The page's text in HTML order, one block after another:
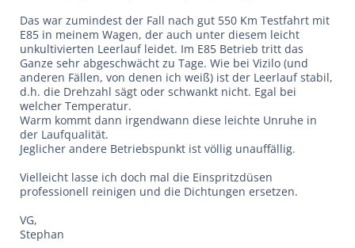
Das war zumindest der Fall nach gut 550 Km Testfahrt mit
E85 in meinem Wagen, der auch unter diesem leicht
unkultivierten Leerlauf leidet. Im E85 Betrieb tritt das
Ganze sehr abgeschwächt zu Tage. Wie bei Vizilo (und
anderen Fällen, von denen ich weiß) ist der Leerlauf stabil,
d.h. die Drehzahl sägt oder schwankt nicht. Egal bei
welcher Temperatur.
Warm kommt dann irgendwann diese leichte Unruhe in
der Laufqualität.
Jeglicher andere Betriebspunkt ist völlig unauffällig.
Vielleicht lasse ich doch mal die Einspritzdüsen
professionell reinigen und die Dichtungen ersetzen.
VG,
Stephan